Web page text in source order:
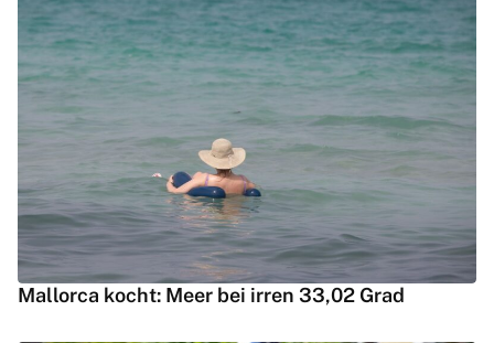
Mallorca kocht: Meer bei irren 33,02 Grad